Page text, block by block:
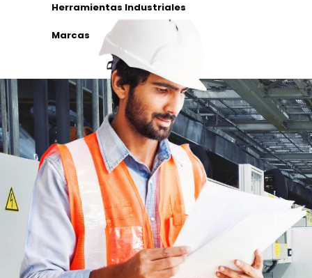
Herramientas Industriales
Marcas